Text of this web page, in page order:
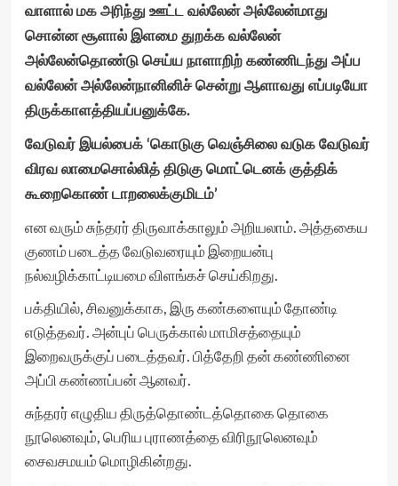
வாளால் மக அரிந்து ஊட்ட வல்லேன் அல்லேன்மாது
சொன்ன சூளால் இளமை துறக்க வல்லேன்
அல்லேன்தொண்டு செய்ய நாளாறிற் கண்ணிடந்து அப்ப
வல்லேன் அல்லேன்நானினிச் சென்று ஆளாவது எப்படியோ
திருக்காளத்தியப்பனுக்கே.
வேடுவர் இயல்பைக் ‘கொடுகு வெஞ்சிலை வடுக வேடுவர்
விரவ லாமைசொல்லித் திடுகு மொட்டெனக் குத்திக்
கூறைகொண் டாறலைக்குமிடம்’
என வரும் சுந்தரர் திருவாக்காலும் அறியலாம். அத்தகைய
குணம் படைத்த வேடுவரையும் இறையன்பு
நல்வழிக்காட்டியமை விளங்கச் செய்கிறது.
பக்தியில், சிவனுக்காக, இரு கண்களையும் தோண்டி
எடுத்தவர். அன்புப் பெருக்கால் மாமிசத்தையும்
இறைவருக்குப் படைத்தவர். பித்தேறி தன் கண்ணினை
அப்பி கண்ணப்பன் ஆனவர்.
சுந்தரர் எழுதிய திருத்தொண்டத்தொகை தொகை
நூலெனவும், பெரிய புராணத்தை விரிநூலெனவும்
சைவசமயம் மொழிகின்றது.